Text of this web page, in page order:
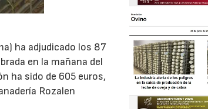
ha adjudicado los 87
en la mañana del
ha sido de 605 euros,
Rozalen